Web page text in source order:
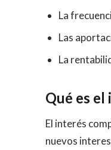
La
Las
La
Qué es
El interés
nuevos